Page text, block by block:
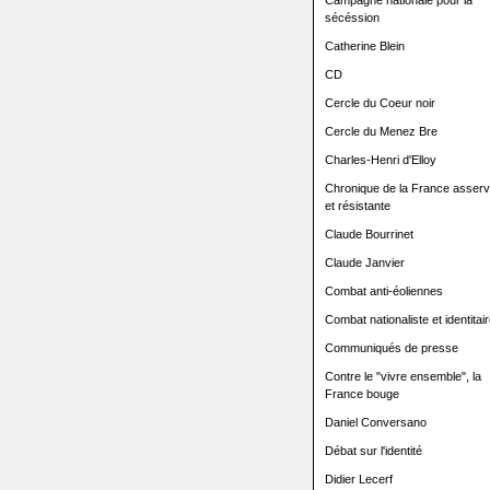
sécéssion
Catherine Blein
CD
Cercle du Coeur noir
Cercle du Menez Bre
Charles-Henri d'Elloy
Chronique de la France
et résistante
Claude Bourrinet
Claude Janvier
Combat anti-éoliennes
Combat nationaliste et
Communiqués de presse
Contre le "vivre ensemble", la
France bouge
Daniel Conversano
Débat sur l'identité
Didier Lecerf